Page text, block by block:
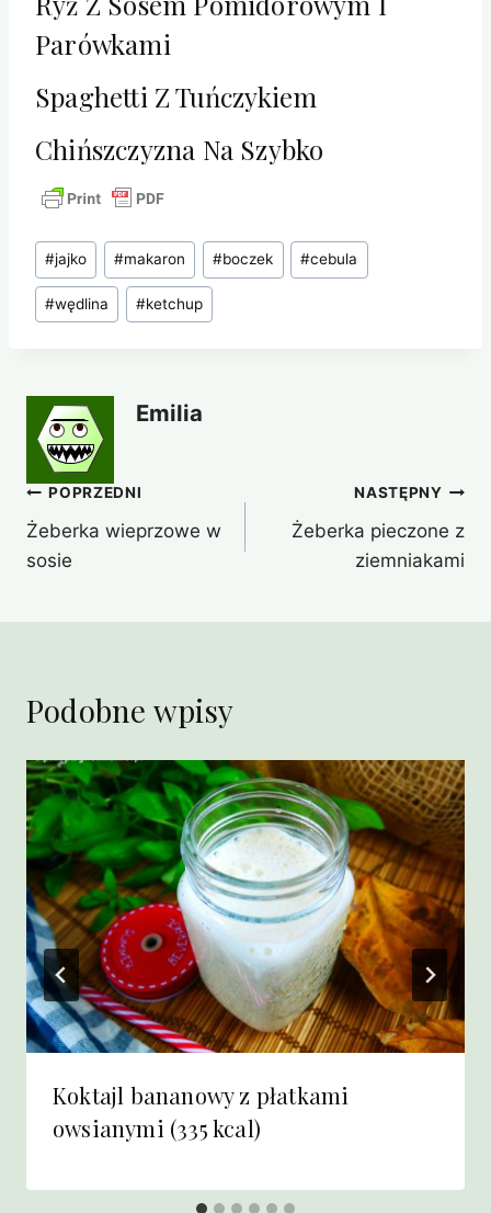
Parówkami
Spaghetti Z Tuńczykiem
Chińszczyzna Na Szybko
Tagi
wpisu:
#jajko #makaron #boczek #cebula
#wędlina #ketchup
Emilia
Nawigacja
wpisu
POPRZEDNI
Żeberka wieprzowe w
sosie
NASTĘPNY
Żeberka pieczone z
ziemniakami
Podobne wpisy
Koktajl bananowy z płatkami
owsianymi (335 kcal)